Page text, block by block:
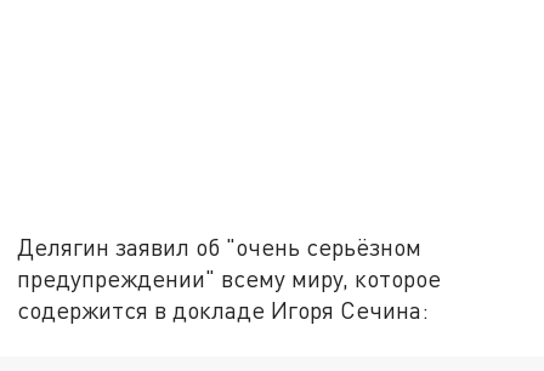
Делягин заявил об "очень серьёзном
предупреждении" всему миру, которое
содержится в докладе Игоря Сечина: